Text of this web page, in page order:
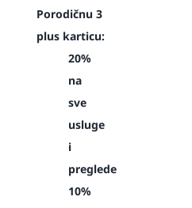
Porodičnu 3
plus karticu:
20%
na
sve
usluge
i
preglede
10%